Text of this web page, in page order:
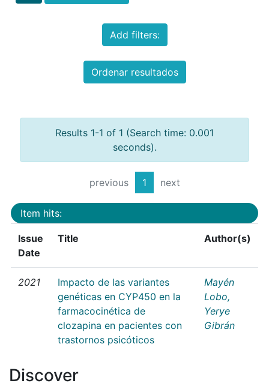
Add filters:
Ordenar resultados
Results 1-1 of 1 (Search time: 0.001
seconds).
previous 1 next
Item hits:
Issue
Date
Title Author(s)
2021
Impacto de las variantes
genéticas en CYP450 en la
farmacocinética de
clozapina en pacientes con
trastornos psicóticos
Mayén
Lobo,
Yerye
Gibrán
Discover